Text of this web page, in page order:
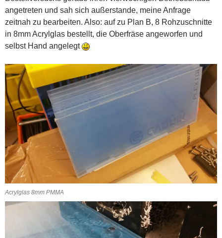
angetreten und sah sich außerstande, meine Anfrage
zeitnah zu bearbeiten. Also: auf zu Plan B, 8 Rohzuschnitte
in 8mm Acrylglas bestellt, die Oberfräse angeworfen und
selbst Hand angelegt
Acrylglas 8mm PMMA